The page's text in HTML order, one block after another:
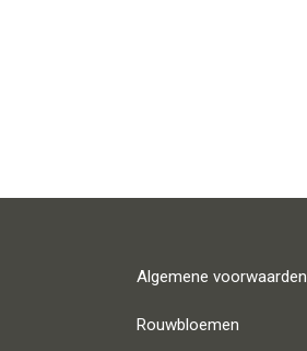
Algemene voorwaarden
Rouwbloemen